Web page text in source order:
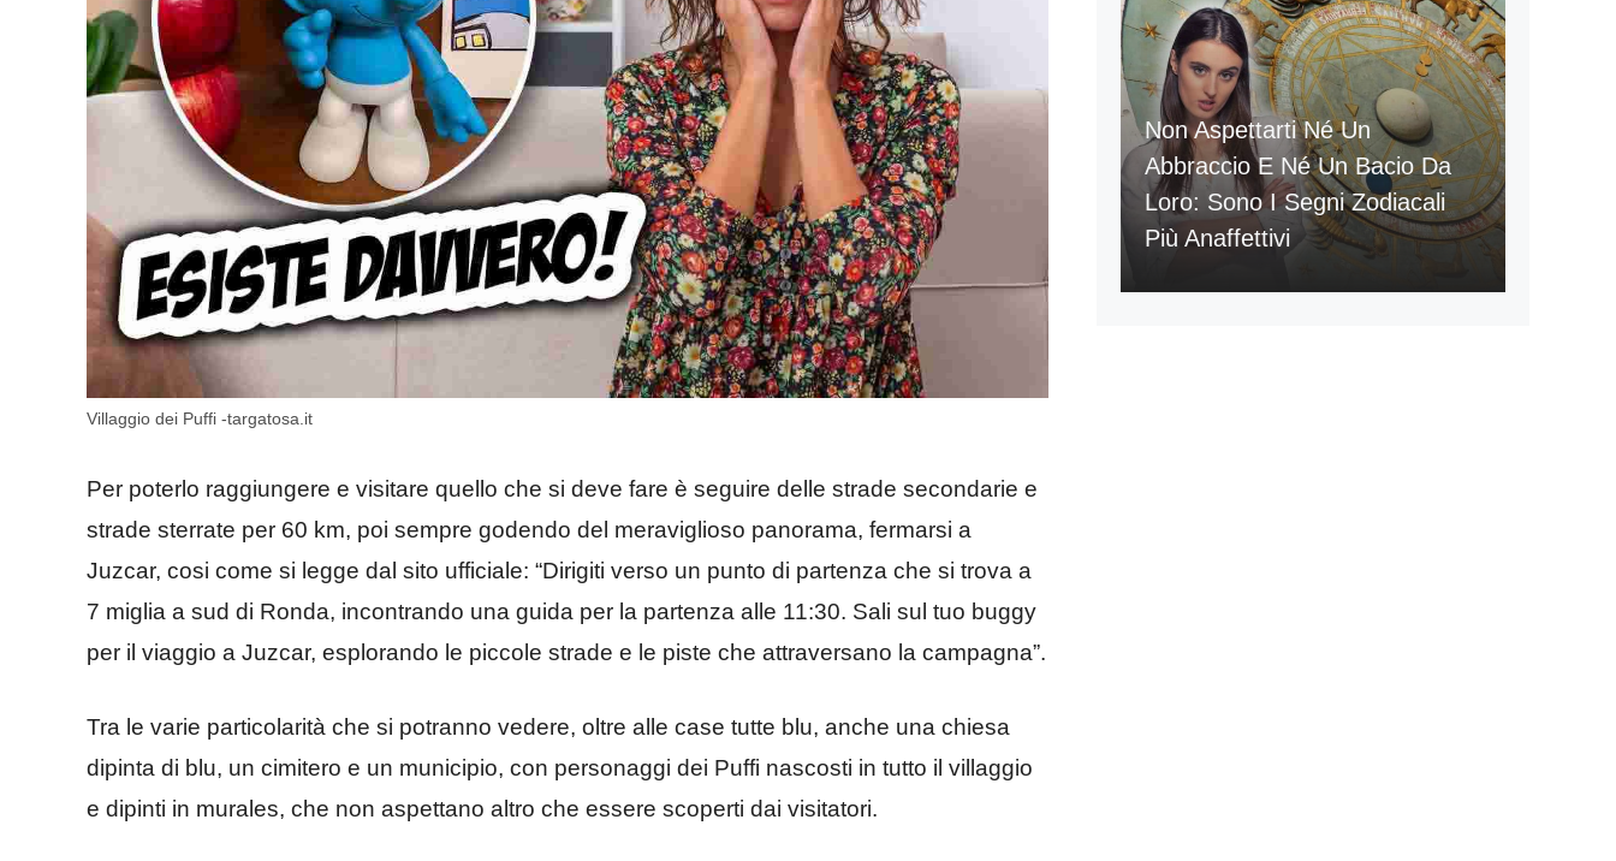
Villaggio dei Puffi -targatosa.it
Per poterlo raggiungere e visitare quello che si deve fare è seguire delle strade secondarie e
strade sterrate per 60 km, poi sempre godendo del meraviglioso panorama, fermarsi a
Juzcar, cosi come si legge dal sito ufficiale: “Dirigiti verso un punto di partenza che si trova a
7 miglia a sud di Ronda, incontrando una guida per la partenza alle 11:30. Sali sul tuo buggy
per il viaggio a Juzcar, esplorando le piccole strade e le piste che attraversano la campagna”.
Tra le varie particolarità che si potranno vedere, oltre alle case tutte blu, anche una chiesa
dipinta di blu, un cimitero e un municipio, con personaggi dei Puffi nascosti in tutto il villaggio
e dipinti in murales, che non aspettano altro che essere scoperti dai visitatori.
Non Aspettarti Né Un
Abbraccio E Né Un Bacio Da
Loro: Sono I Segni Zodiacali
Più Anaffettivi